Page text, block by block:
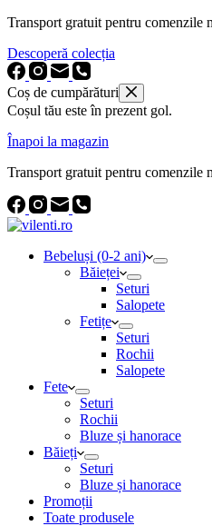
Transport gratuit pentru comenzile
Descoperă colecția
Coș de cumpărături
Coșul tău este în prezent gol.
Înapoi la magazin
Transport gratuit pentru comenzile
Bebeluși (0-2 ani)
Băieței
Seturi
Salopete
Fetițe
Seturi
Rochii
Salopete
Fete
Seturi
Rochii
Bluze și hanorace
Băieți
Seturi
Bluze și hanorace
Promoții
Toate produsele